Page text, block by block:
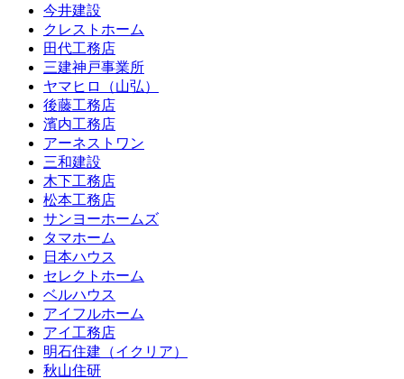
今井建設
クレストホーム
田代工務店
三建神戸事業所
ヤマヒロ（山弘）
後藤工務店
濱内工務店
アーネストワン
三和建設
木下工務店
松本工務店
サンヨーホームズ
タマホーム
日本ハウス
セレクトホーム
ベルハウス
アイフルホーム
アイ工務店
明石住建（イクリア）
秋山住研